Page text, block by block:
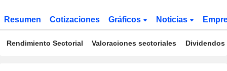
Resumen Cotizaciones Gráficos Noticias
Rendimiento Sectorial Valoraciones sectoriales